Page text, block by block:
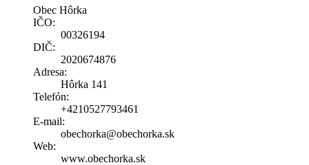
Obec Hôrka
IČO:
00326194
DIČ:
2020674876
Adresa:
Hôrka 141
Telefón:
+4210527793461
E-mail:
obechorka@obechorka.sk
Web:
www.obechorka.sk